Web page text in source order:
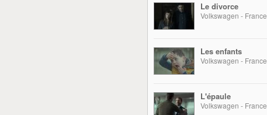
Le divorce
Volkswagen - France
Les enfants
Volkswagen - France
L'épaule
Volkswagen - France